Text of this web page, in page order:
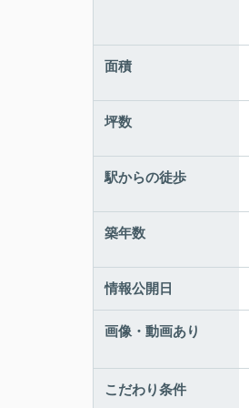
面積
坪数
駅からの徒歩
築年数
情報公開日
画像・動画あり
こだわり条件